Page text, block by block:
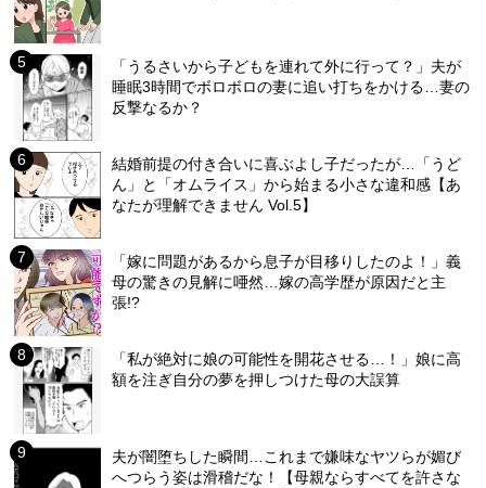
「うるさいから子どもを連れて外に行って？」夫が
睡眠3時間でボロボロの妻に追い打ちをかける…妻の
反撃なるか？
結婚前提の付き合いに喜ぶよし子だったが…「うど
ん」と「オムライス」から始まる小さな違和感【あ
なたが理解できません Vol.5】
「嫁に問題があるから息子が目移りしたのよ！」義
母の驚きの見解に唖然…嫁の高学歴が原因だと主
張!?
「私が絶対に娘の可能性を開花させる…！」娘に高
額を注ぎ自分の夢を押しつけた母の大誤算
夫が闇堕ちした瞬間…これまで嫌味なヤツらが媚び
へつらう姿は滑稽だな！【母親ならすべてを許さな